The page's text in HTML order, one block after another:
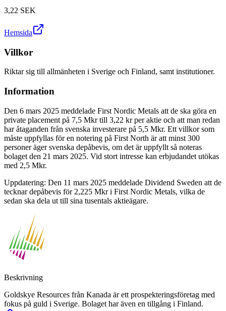
3,22 SEK
Hemsida
Villkor
Riktar sig till allmänheten i Sverige och Finland, samt institutioner.
Information
Den 6 mars 2025 meddelade First Nordic Metals att de ska göra en
private placement på 7,5 Mkr till 3,22 kr per aktie och att man redan
har åtaganden från svenska investerare på 5,5 Mkr. Ett villkor som
måste uppfyllas för en notering på First North är att minst 300
personer äger svenska depåbevis, om det är uppfyllt så noteras
bolaget den 21 mars 2025. Vid stort intresse kan erbjudandet utökas
med 2,5 Mkr.
Uppdatering: Den 11 mars 2025 meddelade Dividend Sweden att de
tecknar depåbevis för 2,225 Mkr i First Nordic Metals, vilka de
sedan ska dela ut till sina tusentals aktieägare.
Beskrivning
Goldskye Resources från Kanada är ett prospekteringsföretag med
fokus på guld i Sverige. Bolaget har även en tillgång i Finland.